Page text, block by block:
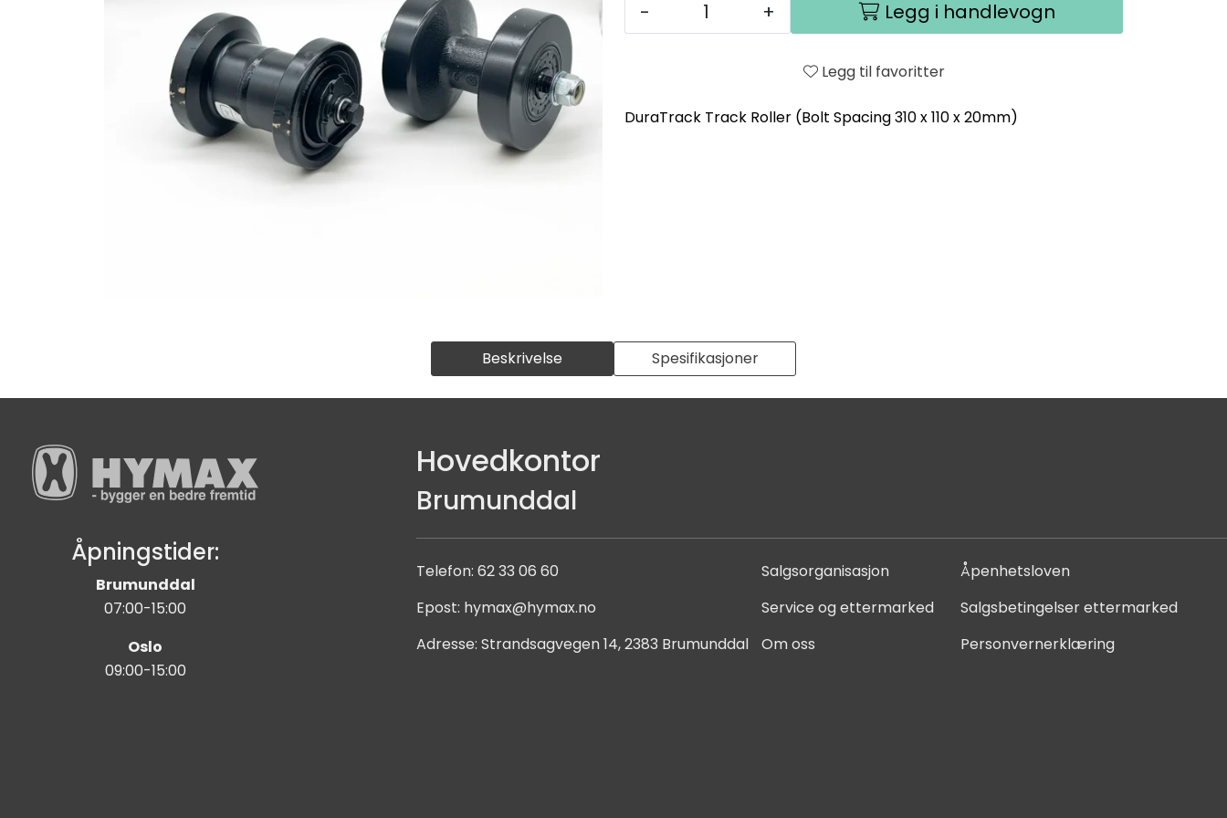
- + Legg i handlevogn
Legg til favoritter
DuraTrack Track Roller (Bolt Spacing 310 x 110 x 20mm)
Beskrivelse Spesifikasjoner
Åpningstider:
Brumunddal
07:00-15:00
Oslo
09:00-15:00
Hovedkontor
Brumunddal
Telefon: 62 33 06 60 Salgsorganisasjon
Åpenhetsloven
Epost: hymax@hymax.no Service og ettermarked
Salgsbetingelser ettermarked
Adresse: Strandsagvegen 14, 2383 Brumunddal Om oss Personvernerklæring